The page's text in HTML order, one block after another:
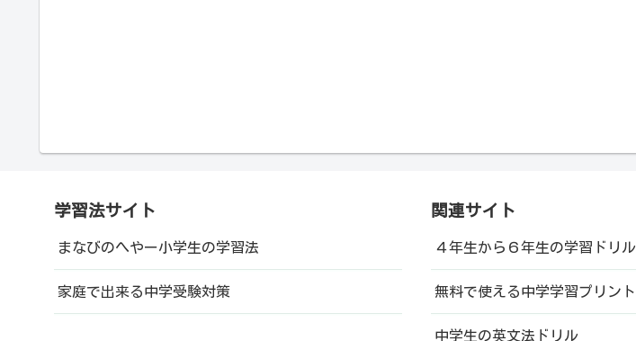
学習法サイト
まなびのへやー小学生の学習法
家庭で出来る中学受験対策
関連サイト
４年生から６年生の学習ドリル
無料で使える中学学習プリント
中学生の英文法ドリル